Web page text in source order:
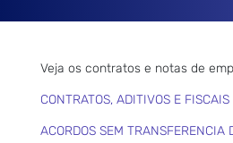
Veja os contratos e notas de
CONTRATOS, ADITIVOS E
ACORDOS SEM TRANSFERENCIA